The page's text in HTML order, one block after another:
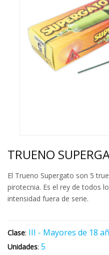
TRUENO
El Trueno Supergato son 5
pirotecnia. Es el rey de todos
intensidad fuera de serie.
Clase: III - Mayores de 18
Unidades: 5